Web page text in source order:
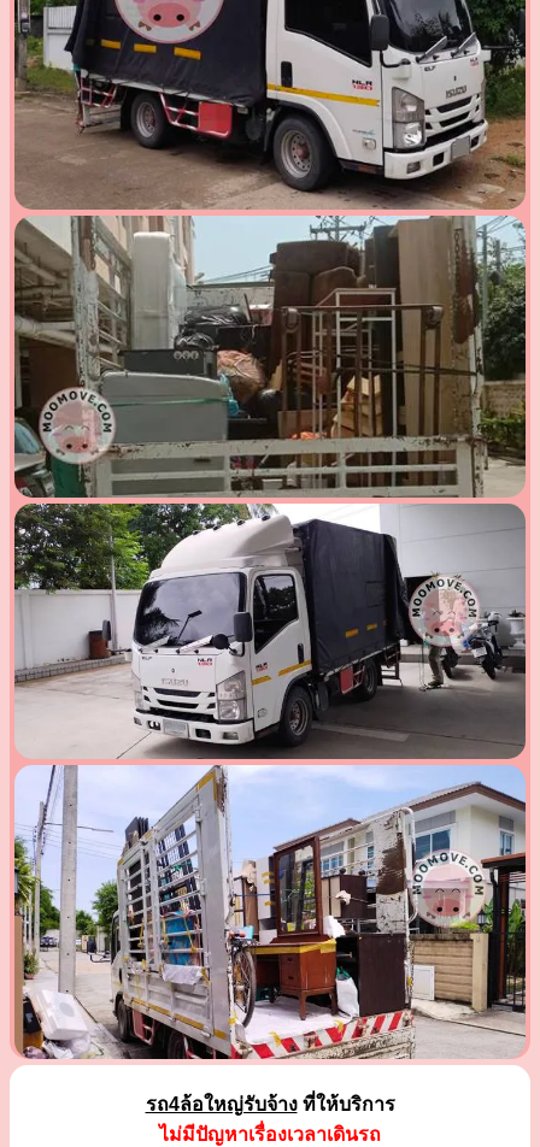
รถ4ล้อใหญ่รับจ้างที่ให้บริการ
ไม่มีปัญหาเรื่องเวลาเดินรถ